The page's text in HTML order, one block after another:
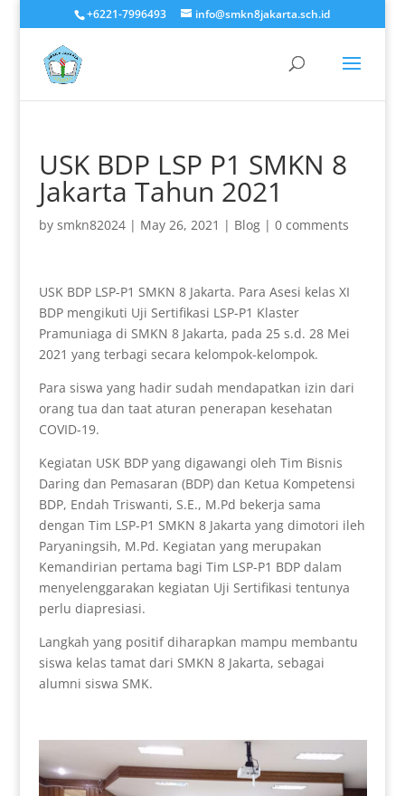
+6221-7996493 info@smkn8jakarta.sch.id
USK BDP LSP P1 SMKN 8
Jakarta Tahun 2021
by smkn82024| May 26, 2021 | Blog| 0 comments
USK BDP LSP-P1 SMKN 8 Jakarta. Para Asesi kelas XI
BDP mengikuti Uji Sertifikasi LSP-P1 Klaster
Pramuniaga di SMKN 8 Jakarta, pada 25 s.d. 28 Mei
2021 yang terbagi secara kelompok-kelompok.
Para siswa yang hadir sudah mendapatkan izin dari
orang tua dan taat aturan penerapan kesehatan
COVID-19.
Kegiatan USK BDP yang digawangi oleh Tim Bisnis
Daring dan Pemasaran (BDP) dan Ketua Kompetensi
BDP, Endah Triswanti, S.E., M.Pd bekerja sama
dengan Tim LSP-P1 SMKN 8 Jakarta yang dimotori ileh
Paryaningsih, M.Pd. Kegiatan yang merupakan
Kemandirian pertama bagi Tim LSP-P1 BDP dalam
menyelenggarakan kegiatan Uji Sertifikasi tentunya
perlu diapresiasi.
Langkah yang positif diharapkan mampu membantu
siswa kelas tamat dari SMKN 8 Jakarta, sebagai
alumni siswa SMK.